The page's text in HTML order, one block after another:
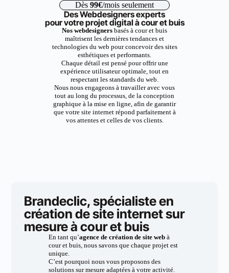
Dès 99€/mois seulement
Des Webdesigners experts
pour votre projet digital à cour et buis
Nos webdesigners basés à cour et buis
maîtrisent les dernières tendances et
technologies du web pour concevoir des sites
esthétiques et performants.
Chaque détail est pensé pour offrir une
expérience utilisateur optimale, tout en
respectant les standards du web.
Nous nous engageons à travailler avec vous
tout au long du processus, de la conception
graphique à la mise en ligne, afin de garantir
que votre site internet répond parfaitement à
vos attentes et celles de vos clients.
Brandeclic, spécialiste en
création de site internet sur
mesure à cour et buis
En tant qu’agence de création de site webà
cour et buis, nous savons que chaque projet est
unique.
C’est pourquoi nous vous proposons des
solutions sur mesure adaptées à votre activité.